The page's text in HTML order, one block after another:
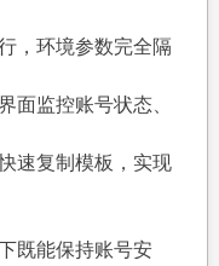
，环境参数完全隔
面监控账号状态、
速复制模板，实现
既能保持账号安